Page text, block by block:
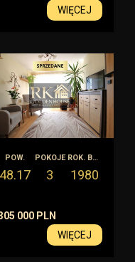
WIĘCEJ
POW.
48.17
POKOJE
3
ROK. BUD.
1980
000 PLN
WIĘCEJ